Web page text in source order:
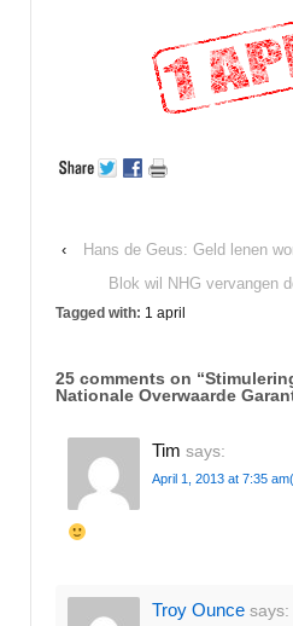
‹
Hans de Geus: Geld lenen
Blok wil NHG vervangen
Tagged with: 1 april
25 comments on “
Nationale Overwaarde
Tim says:
April 1, 2013 at 7:35 am
Troy Ounce says: